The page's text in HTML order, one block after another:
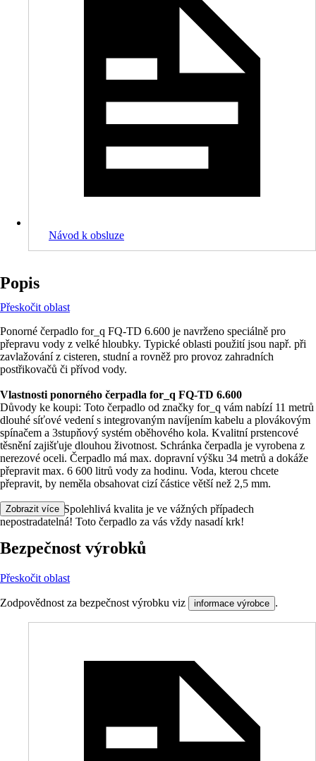
Návod k obsluze
Popis
Přeskočit oblast
Ponorné čerpadlo for_q FQ-TD 6.600 je navrženo speciálně pro
přepravu vody z velké hloubky. Typické oblasti použití jsou např. při
zavlažování z cisteren, studní a rovněž pro provoz zahradních
postřikovačů či přívod vody.
Vlastnosti ponorného čerpadla for_q FQ-TD 6.600
Důvody ke koupi: Toto čerpadlo od značky for_q vám nabízí 11 metrů
dlouhé síťové vedení s integrovaným navíjením kabelu a plovákovým
spínačem a 3stupňový systém oběhového kola. Kvalitní prstencové
těsnění zajišťuje dlouhou životnost. Schránka čerpadla je vyrobena z
nerezové oceli. Čerpadlo má max. dopravní výšku 34 metrů a dokáže
přepravit max. 6 600 litrů vody za hodinu. Voda, kterou chcete
přepravit, by neměla obsahovat cizí částice větší než 2,5 mm.
Vaše výhody: Spolehlivá kvalita je ve vážných případech
nepostradatelná! Toto čerpadlo za vás vždy nasadí krk!
Zobrazit více
Bezpečnost výrobků
Přeskočit oblast
Zodpovědnost za bezpečnost výrobku viz informace výrobce .